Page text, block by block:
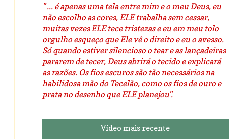
" ... é apenas uma tela entre mim e o meu Deus, eu
não escolho as cores, ELE trabalha sem cessar,
muitas vezes ELE tece tristezas e eu em meu tolo
orgulho esqueço que Ele vê o direito e eu o avesso.
Só quando estiver silencioso o tear e as lançadeiras
pararem de tecer, Deus abrirá o tecido e explicará
as razões. Os fios escuros são tão necessários na
habilidosa mão do Tecelão, como os fios de ouro e
prata no desenho que ELE planejou".
Vídeo mais recente